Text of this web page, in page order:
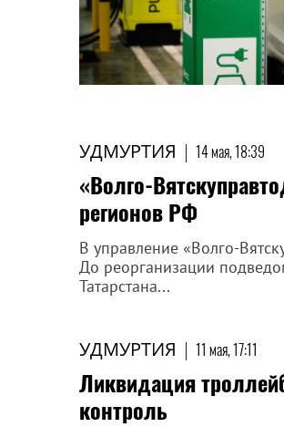
УДМУРТИЯ | 14 мая, 18:39
«Волго-
регионов РФ
В управление «Волго-
До реорганизации
Татарстана...
УДМУРТИЯ | 11 мая, 17:11
Ликвидация
контроль